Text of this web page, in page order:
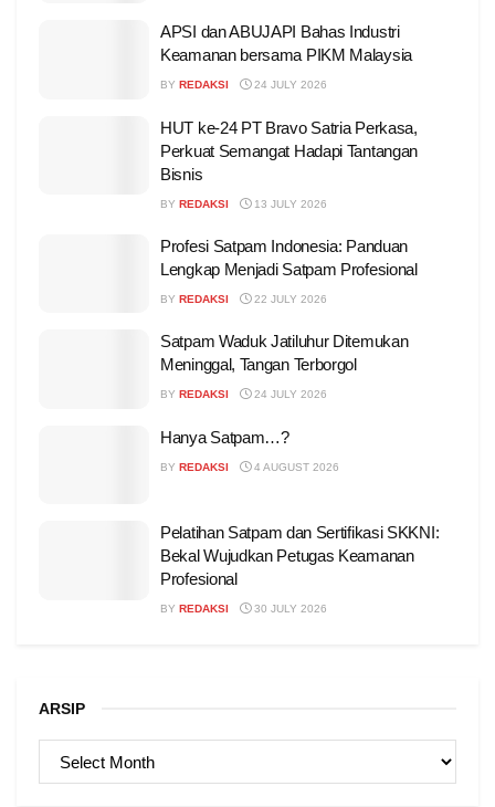
APSI dan ABUJAPI Bahas Industri
Keamanan bersama PIKM Malaysia
BY REDAKSI 24 JULY 2026
HUT ke-24 PT Bravo Satria Perkasa,
Perkuat Semangat Hadapi Tantangan
Bisnis
BY REDAKSI 13 JULY 2026
Profesi Satpam Indonesia: Panduan
Lengkap Menjadi Satpam Profesional
BY REDAKSI 22 JULY 2026
Satpam Waduk Jatiluhur Ditemukan
Meninggal, Tangan Terborgol
BY REDAKSI 24 JULY 2026
Hanya Satpam…?
BY REDAKSI 4 AUGUST 2026
Pelatihan Satpam dan Sertifikasi SKKNI:
Bekal Wujudkan Petugas Keamanan
Profesional
BY REDAKSI 30 JULY 2026
ARSIP